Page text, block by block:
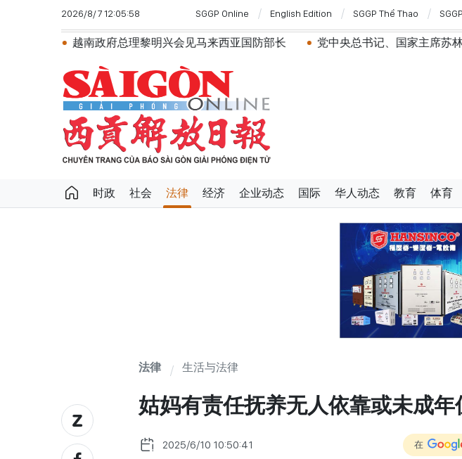
2026/8/7 12:05:58 SGGP Online English Edition SGGP Thể Thao
越南政府总理黎明兴会见马来西亚国防部长 党中央总书记、国家主席苏林：越南与马
时政 社会 法律 经济 企业动态 国际 华人动态 教育 体育
法律 生活与法律
姑妈有责任抚养无人依靠或未成年
2025/6/10 10:50:41 在